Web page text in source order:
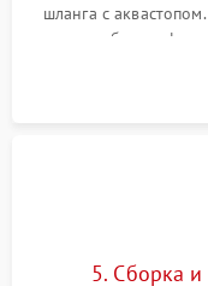
шланга с
патрубках и
управления,
5. Сборка и